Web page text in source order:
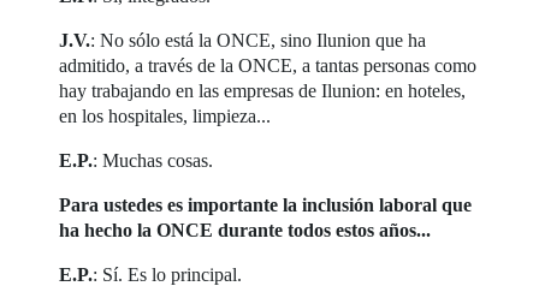
J.V.: No sólo está la ONCE, sino Ilunion que ha
admitido, a través de la ONCE, a tantas personas como
hay trabajando en las empresas de Ilunion: en hoteles,
en los hospitales, limpieza...
E.P.: Muchas cosas.
Para ustedes es importante la inclusión laboral que
ha hecho la ONCE durante todos estos años...
E.P.: Sí. Es lo principal.